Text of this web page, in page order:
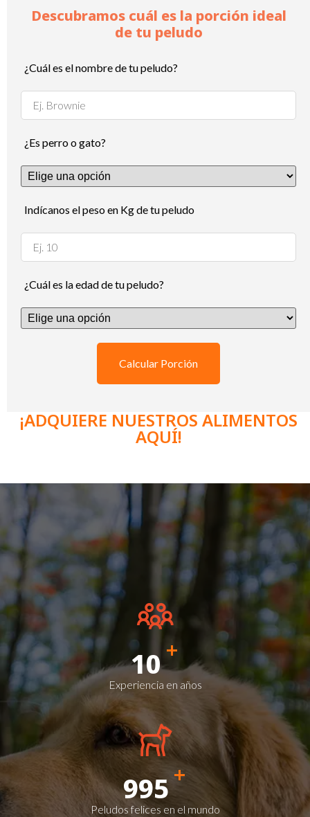
Descubramos cuál es la porción ideal
de tu peludo
¿Cuál es el nombre de tu peludo?
¿Es perro o gato?
Indícanos el peso en Kg de tu peludo
¿Cuál es la edad de tu peludo?
Calcular Porción
¡ADQUIERE NUESTROS ALIMENTOS
AQUÍ!
10 +
Experiencia en años
1,000 +
Peludos felices en el mundo